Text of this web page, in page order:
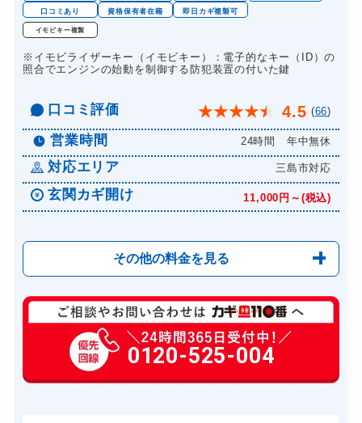
ドアノブカギ開け 10,780円～(税込)
ドアノブカギ作成
ドアノブカギ交換 11,000円～(税込)
口コミあり
資格保有者在籍 即日カギ複製可
イモビキー複製
※イモビライザーキー（イモビキー）：電子的なキー（ID）の
照合でエンジンの始動を制御する防犯装置の付いた鍵
口コミ評価 ★★★★★ 4.5 (66)
営業時間 24時間 年中無休
対応エリア 三島市対応
玄関カギ開け 11,000円～(税込)
その他の料金を見る
玄関カギ修理 6,600円～(税込)
玄関カギ作成 14,300円～(税込)
玄関カギ交換 14,300円～(税込)
0120-525-004